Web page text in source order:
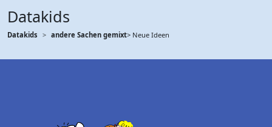
Datakids
Datakids andere Sachen gemixt> Neue Ideen